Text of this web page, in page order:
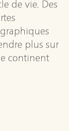
de vie. Des
plus sur
continent